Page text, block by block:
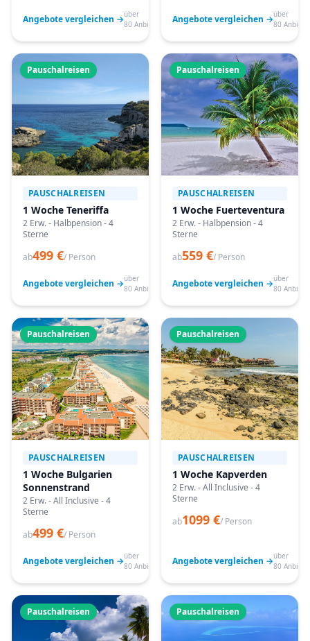
Angebote vergleichen →über
80 Anbieter
Angebote vergleichen →über
80
Pauschalreisen
PAUSCHALREISEN
1 Woche Teneriffa
2 Erw. - Halbpension - 4
Sterne
ab499 €/ Person
Angebote vergleichen →über
80 Anbieter
Pauschalreisen
PAUSCHALREISEN
1 Woche Fuerteventura
2 Erw. - Halbpension - 4
Sterne
ab559 €/ Person
Angebote vergleichen →über
80
Pauschalreisen
PAUSCHALREISEN
1 Woche Bulgarien
Sonnenstrand
2 Erw. - All Inclusive - 4
Sterne
ab499 €/ Person
Angebote vergleichen →über
80 Anbieter
Pauschalreisen
PAUSCHALREISEN
1 Woche Kapverden
2 Erw. - All Inclusive - 4
Sterne
ab1099 €/ Person
Angebote vergleichen →über
80
Pauschalreisen Pauschalreisen